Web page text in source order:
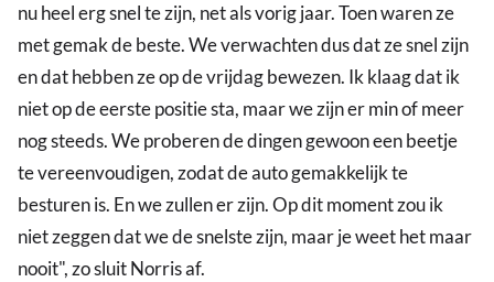
nu heel erg snel te zijn, net als vorig jaar. Toen waren ze
met gemak de beste. We verwachten dus dat ze snel zijn
en dat hebben ze op de vrijdag bewezen. Ik klaag dat ik
niet op de eerste positie sta, maar we zijn er min of meer
nog steeds. We proberen de dingen gewoon een beetje
te vereenvoudigen, zodat de auto gemakkelijk te
besturen is. En we zullen er zijn. Op dit moment zou ik
niet zeggen dat we de snelste zijn, maar je weet het maar
nooit", zo sluit Norris af.